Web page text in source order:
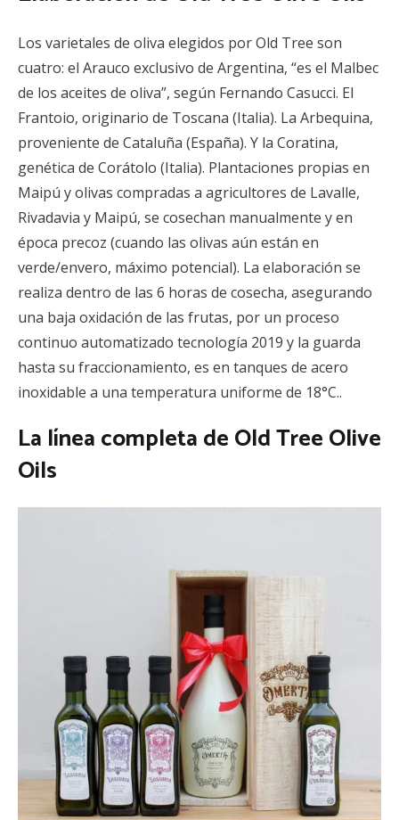
Los varietales de oliva elegidos por Old Tree son
cuatro: el Arauco exclusivo de Argentina, “es el Malbec
de los aceites de oliva”, según Fernando Casucci. El
Frantoio, originario de Toscana (Italia). La Arbequina,
proveniente de Cataluña (España). Y la Coratina,
genética de Corátolo (Italia). Plantaciones propias en
Maipú y olivas compradas a agricultores de Lavalle,
Rivadavia y Maipú, se cosechan manualmente y en
época precoz (cuando las olivas aún están en
verde/envero, máximo potencial). La elaboración se
realiza dentro de las 6 horas de cosecha, asegurando
una baja oxidación de las frutas, por un proceso
continuo automatizado tecnología 2019 y la guarda
hasta su fraccionamiento, es en tanques de acero
inoxidable a una temperatura uniforme de 18°C..
La línea completa de Old Tree Olive
Oils